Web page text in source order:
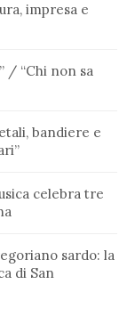
impresa e
/ “Chi non sa
bandiere e
celebra tre
sardo: la
di San